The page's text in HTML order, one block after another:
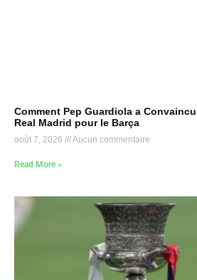
Comment Pep Guardiola a
Real Madrid pour le Barça
août 7, 2026 Aucun commentaire
Read More »